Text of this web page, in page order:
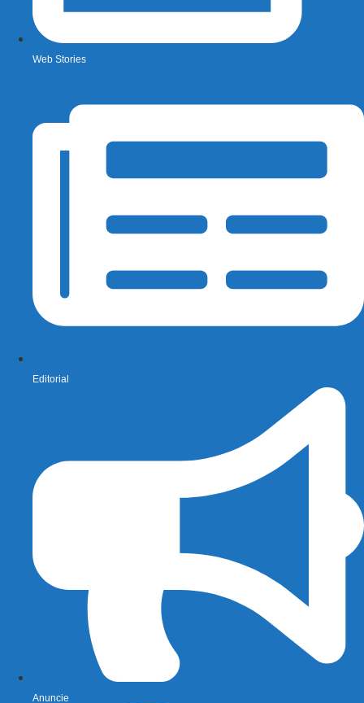
Web Stories
Editorial
Anuncie